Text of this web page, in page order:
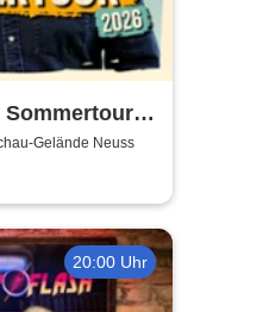
Sommertour
Gelände Neuss
20:00 Uhr